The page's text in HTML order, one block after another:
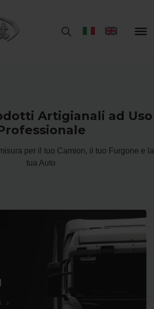
Artigianali ad Uso
per il tuo Camion, il tuo Furgone e la
tua Auto